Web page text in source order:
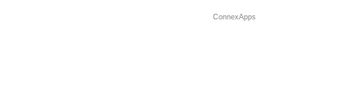
ConnexApps